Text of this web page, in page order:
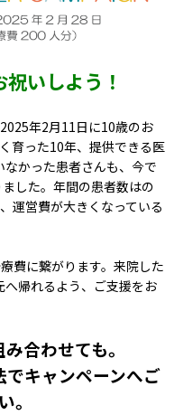
いしよう！
年2月11日に10歳のお
育った10年、提供できる医
かった患者さんも、今で
した。年間の患者数はの
運営費が大きくなっている
費に繋がります。来院した
帰れるよう、ご支援をお
合わせても。
キャンペーンへご
。